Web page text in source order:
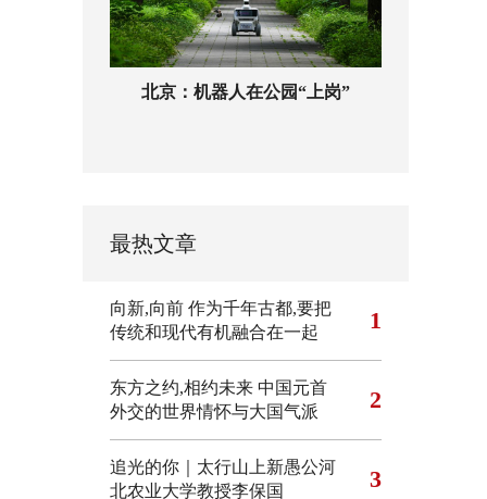
北京：机器人在公园“上岗”
最热文章
向新,向前 作为千年古都,要把
传统和现代有机融合在一起
1
东方之约,相约未来 中国元首
外交的世界情怀与大国气派
2
追光的你｜太行山上新愚公河
北农业大学教授李保国
3